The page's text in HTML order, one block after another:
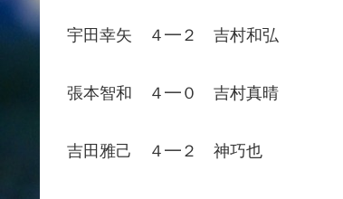
宇田幸矢 ４━２ 吉村和弘
張本智和 ４━０ 吉村真晴
吉田雅己 ４━２ 神巧也